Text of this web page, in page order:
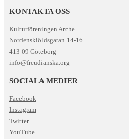
KONTAKTA OSS
Kulturföreningen Arche
Nordenskiöldsgatan 14-16
413 09 Göteborg
info@freudianska.org
SOCIALA MEDIER
Facebook
Instagram
Twitter
YouTube